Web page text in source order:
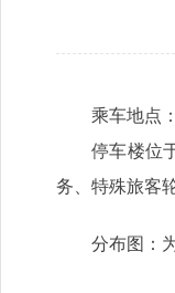
乘车地点：
停车楼位于
务、特殊旅客
分布图：为